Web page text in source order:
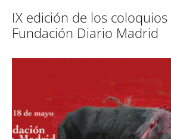
IX edición de los
Fundación Diario Madrid